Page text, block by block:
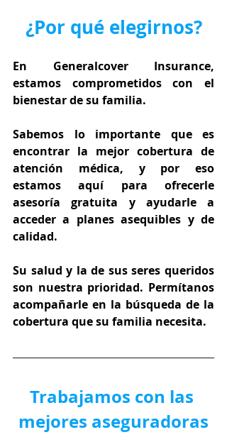
¿Por qué elegirnos?
En Generalcover Insurance,
estamos comprometidos con el
bienestar de su familia.
Sabemos lo importante que es
encontrar la mejor cobertura de
atención médica, y por eso
estamos aquí para ofrecerle
asesoría gratuita y ayudarle a
acceder a planes asequibles y de
calidad.
Su salud y la de sus seres queridos
son nuestra prioridad. Permítanos
acompañarle en la búsqueda de la
cobertura que su familia necesita.
Trabajamos con las
mejores aseguradoras